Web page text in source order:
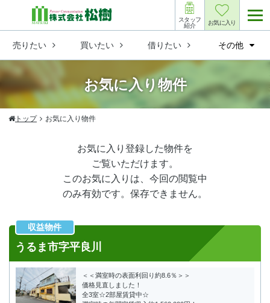
売りたい 買いたい 借りたい その他
スタッフ
紹介
お気に入り
お気に入り物件
トップ お気に入り物件
お気に入り登録した物件を
ご覧いただけます。
このお気に入りは、今回の閲覧中
のみ有効です。保存できません。
収益物件
うるま市字平良川
＜＜満室時の表面利回り約8.6％＞＞
価格見直しました！
全3室☆2部屋賃貸中☆